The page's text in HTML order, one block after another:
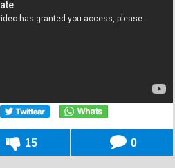
15 0